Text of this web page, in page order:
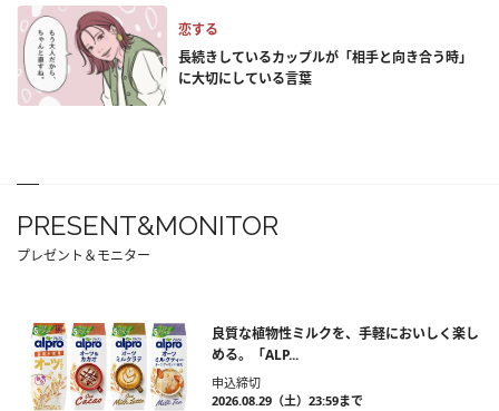
恋する
長続きしているカップルが「相手と向き合う時」
に大切にしている言葉
PRESENT&MONITOR
プレゼント＆モニター
良質な植物性ミルクを、手軽においしく楽し
める。「ALP...
申込締切
2026.08.29（土）23:59まで